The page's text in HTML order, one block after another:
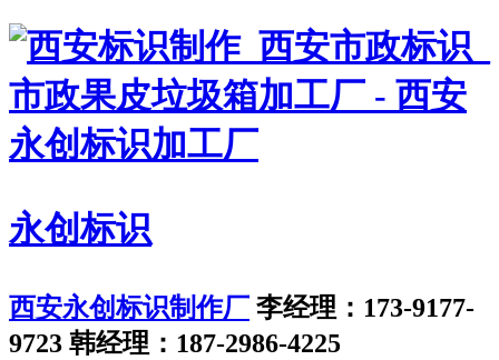
永创标识
西安永创标识制作厂 李经理：173-9177-
9723 韩经理：187-2986-4225